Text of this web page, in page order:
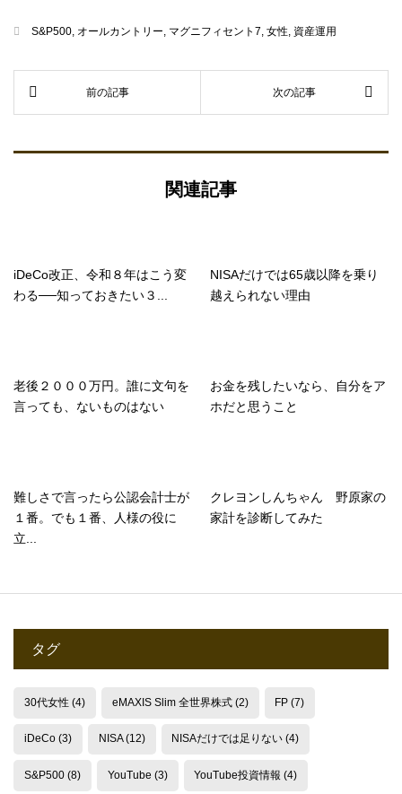
S&P500 オールカントリー マグニフィセント7 女性 資産運用
関連記事
iDeCo改正、令和８年はこう変
わる──知っておきたい３...
NISAだけでは65歳以降を乗り
越えられない理由
老後２０００万円。誰に文句を
言っても、ないものはない
お金を残したいなら、自分をア
ホだと思うこと
難しさで言ったら公認会計士が
１番。でも１番、人様の役に
立...
クレヨンしんちゃん 野原家の
家計を診断してみた
タグ
30代女性(4) eMAXIS Slim 全世界株式(2) FP (7)
iDeCo(3) NISA(12) NISAだけでは足りない (4)
S&P500(8) YouTube (3) YouTube投資情報 (4)